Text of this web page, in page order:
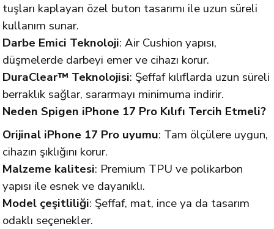
tuşları kaplayan özel buton tasarımı ile uzun süreli
kullanım sunar.
Darbe Emici Teknoloji: Air Cushion yapısı,
düşmelerde darbeyi emer ve cihazı korur.
DuraClear™ Teknolojisi: Şeffaf kılıflarda uzun süreli
berraklık sağlar, sararmayı minimuma indirir.
Neden Spigen iPhone 17 Pro Kılıfı Tercih Etmeli?
Orijinal iPhone 17 Pro uyumu: Tam ölçülere uygun,
cihazın şıklığını korur.
Malzeme kalitesi: Premium TPU ve polikarbon
yapısı ile esnek ve dayanıklı.
Model çeşitliliği: Şeffaf, mat, ince ya da tasarım
odaklı seçenekler.